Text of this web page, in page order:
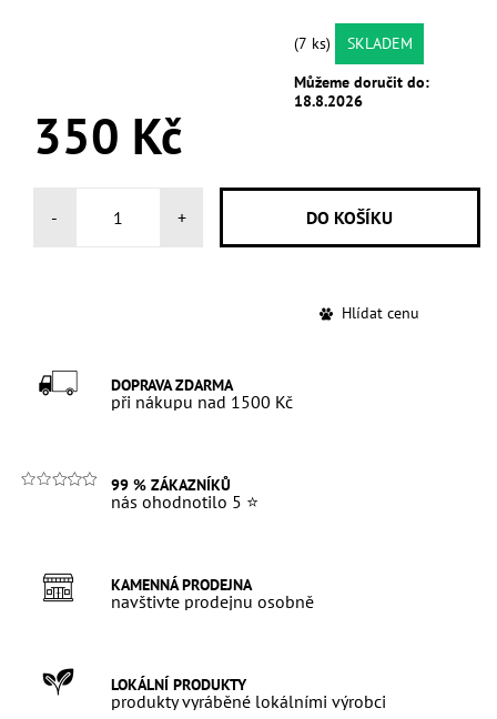
(7 ks)
SKLADEM
Můžeme doručit do:
18.8.2026
350 Kč
- +
Hlídat cenu
DOPRAVA ZDARMA
při nákupu nad 1500 Kč
99 % ZÁKAZNÍKŮ
nás ohodnotilo 5 ⭐
KAMENNÁ PRODEJNA
navštivte prodejnu osobně
LOKÁLNÍ PRODUKTY
produkty vyráběné lokálními výrobci